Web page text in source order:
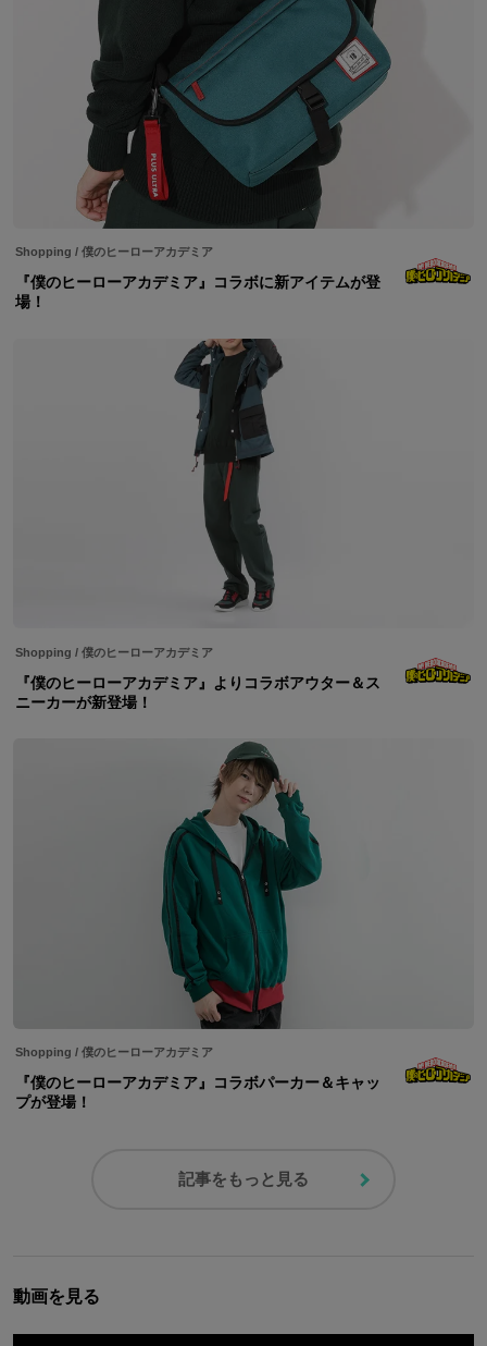
Shopping / 僕のヒーローアカデミア
『僕のヒーローアカデミア』コラボに新アイテムが登
場！
Shopping / 僕のヒーローアカデミア
『僕のヒーローアカデミア』よりコラボアウター＆ス
ニーカーが新登場！
Shopping / 僕のヒーローアカデミア
『僕のヒーローアカデミア』コラボパーカー＆キャッ
プが登場！
記事をもっと見る
動画を見る